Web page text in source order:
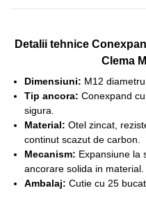
Detalii tehnice
Clema
Dimensiuni: M12
Tip ancora: Conexpand
sigura.
Material: Otel zincat,
continut scazut de carbon.
Mecanism: Expansiune la
ancorare solida in material.
Ambalaj: Cutie cu 25